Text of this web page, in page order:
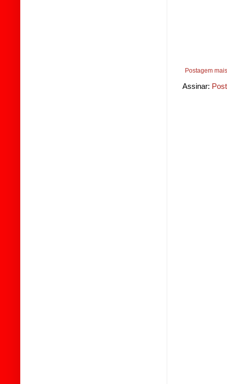
Postagem
Assinar: